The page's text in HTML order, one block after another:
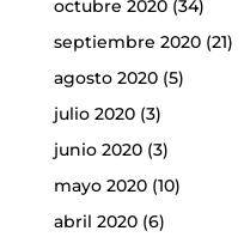
octubre 2020(34)
septiembre 2020(21)
agosto 2020(5)
julio 2020(3)
junio 2020(3)
mayo 2020(10)
abril 2020(6)